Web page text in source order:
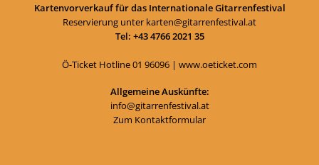
Kartenvorverkauf für das Internationale Gitarrenfestival
Reservierung unter karten@gitarrenfestival.at
Tel: +43 4766 2021 35
Ö-Ticket Hotline01 96096 | www.oeticket.com
Allgemeine Auskünfte:
info@gitarrenfestival.at
Zum Kontaktformular